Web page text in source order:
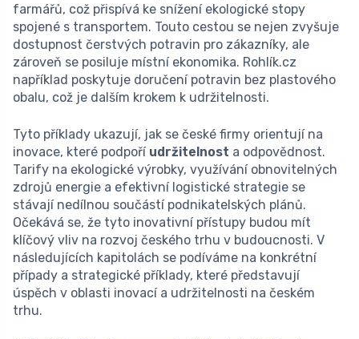
farmářů, což přispívá ke snížení ekologické stopy
spojené s transportem. Touto cestou se nejen zvyšuje
dostupnost čerstvých potravin pro zákazníky, ale
zároveň se posiluje místní ekonomika. Rohlík.cz
například poskytuje doručení potravin bez plastového
obalu, což je dalším krokem k udržitelnosti.
Tyto příklady ukazují, jak se české firmy orientují na
inovace, které podpoří udržitelnost a odpovědnost.
Tarify na ekologické výrobky, využívání obnovitelných
zdrojů energie a efektivní logistické strategie se
stávají nedílnou součástí podnikatelských plánů.
Očekává se, že tyto inovativní přístupy budou mít
klíčový vliv na rozvoj českého trhu v budoucnosti. V
následujících kapitolách se podíváme na konkrétní
případy a strategické příklady, které představují
úspěch v oblasti inovací a udržitelnosti na českém
trhu.